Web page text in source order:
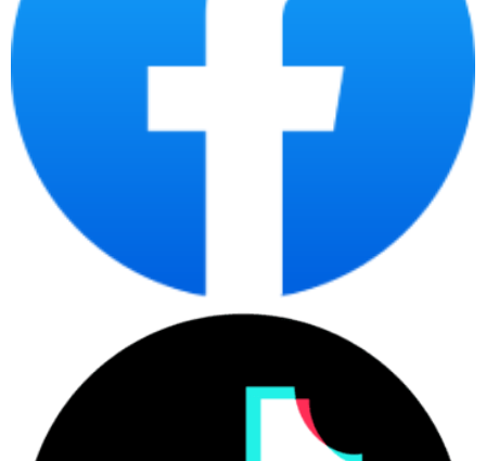
✅ Tent Mode & Stand Mode – trình chiếu, xem nội dung dễ dàng